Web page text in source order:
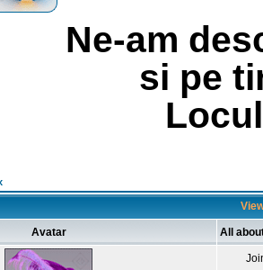
Ne-am
si pe
Avatar All